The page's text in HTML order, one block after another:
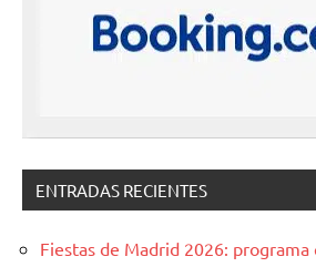
ENTRADAS RECIENTES
Fiestas de Madrid 2026: programa